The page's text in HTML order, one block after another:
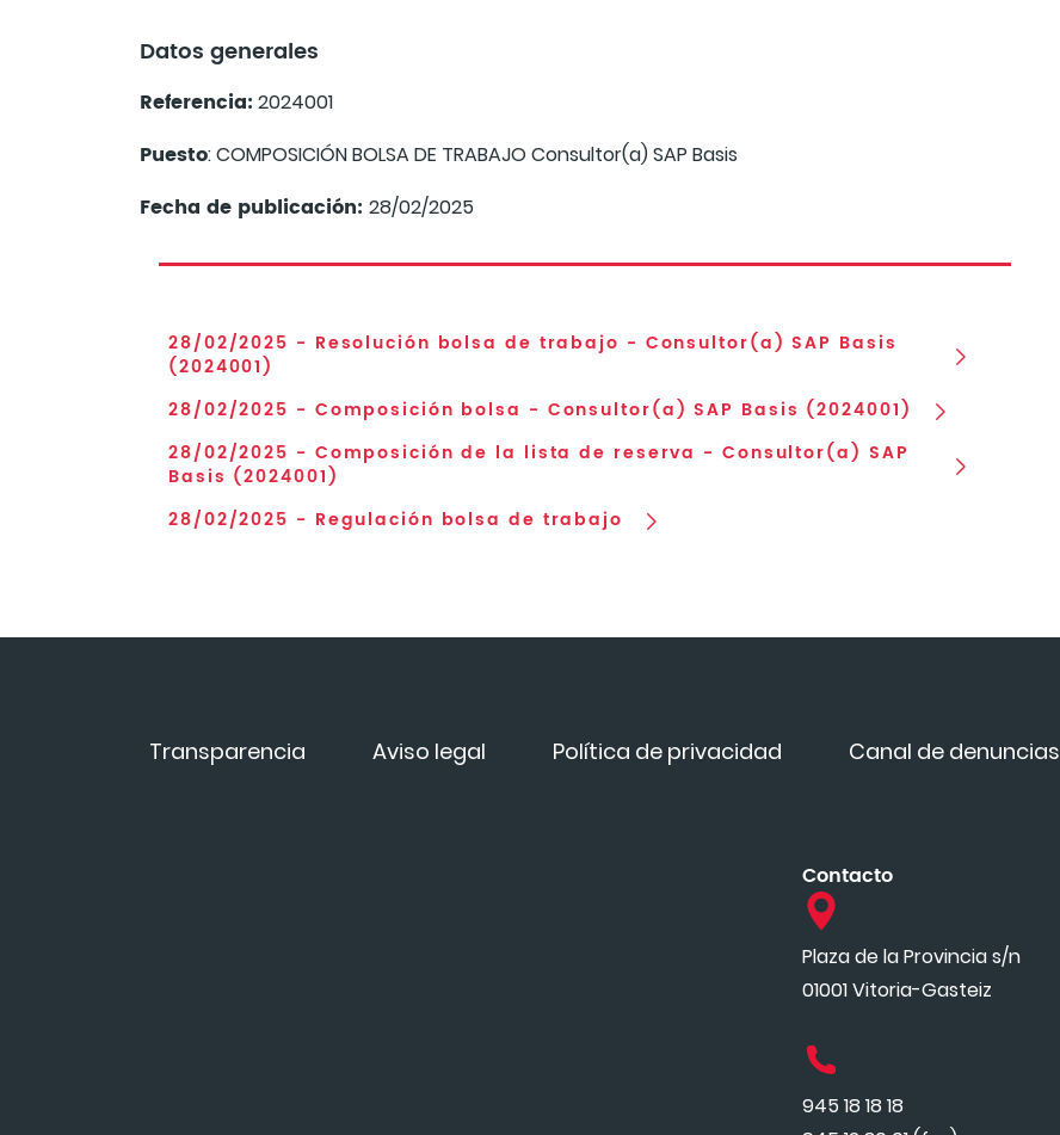
Datos generales
Referencia: 2024001
Puesto: COMPOSICIÓN BOLSA DE TRABAJO Consultor(a) SAP Basis
Fecha de publicación: 28/02/2025
28/02/2025 - Resolución bolsa de trabajo - Consultor(a) SAP Basis
(2024001)
28/02/2025 - Composición bolsa - Consultor(a) SAP Basis (2024001)
28/02/2025 - Composición de la lista de reserva - Consultor(a) SAP
Basis (2024001)
28/02/2025 - Regulación bolsa de trabajo
Transparencia Aviso legal Política de privacidad Canal de denuncias
Contacto
Plaza de la Provincia s/n
01001 Vitoria-Gasteiz
945 18 18 18